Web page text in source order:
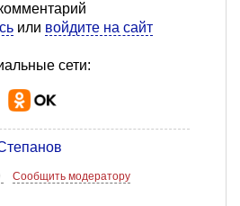
или войдите на сайт
сети:
Сообщить модератору